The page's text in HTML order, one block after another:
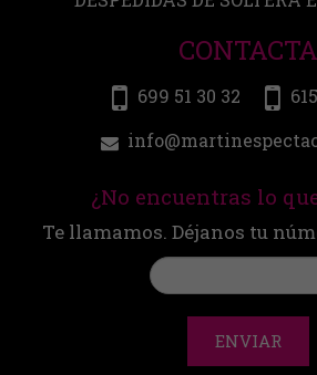
CONTACTA
699 51 30 32
¿No encuentras lo
Te llamamos. Déjanos tu
ENVIAR